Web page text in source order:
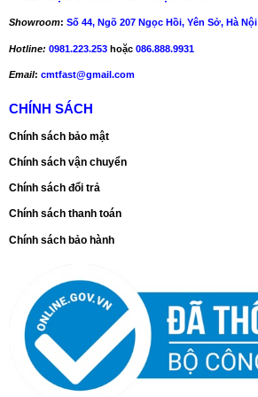
3/8”
36
Showroom: Số 44, Ngõ 207 Ngọc Hồi, Yên Sở, Hà Nội
Hotline: 0981.223.253 hoặc086.888.9931
Email: cmtfast@gmail.com
CHÍNH SÁCH
Chính sách bảo mật
Chính sách vận chuyển
Chính sách đổi trả
Chính sách thanh toán
Chính sách bảo hành